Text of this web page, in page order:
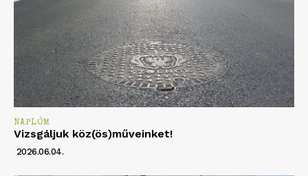
NAPLÓM
Vizsgáljuk köz(ös)műveinket!
2026.06.04.